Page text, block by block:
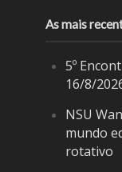
As mais
5º
16/8/
NSU
mundo
rotativo